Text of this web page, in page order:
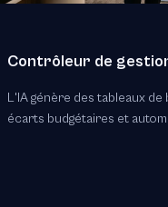
Contrôleur de
L'IA génère des tableaux
écarts budgétaires et